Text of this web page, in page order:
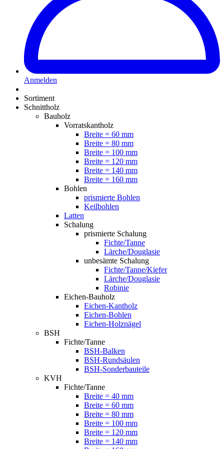
Anmelden
Sortiment
Schnittholz
Bauholz
Vorratskantholz
Breite = 60 mm
Breite = 80 mm
Breite = 100 mm
Breite = 120 mm
Breite = 140 mm
Breite = 160 mm
Bohlen
prismierte Bohlen
Keilbohlen
Latten
Schalung
prismierte Schalung
Fichte/Tanne
Lärche/Douglasie
unbesämte Schalung
Fichte/Tanne/Kiefer
Lärche/Douglasie
Robinie
Eichen-Bauholz
Eichen-Kantholz
Eichen-Bohlen
Eichen-Holznägel
BSH
Fichte/Tanne
BSH-Balken
BSH-Rundsäulen
BSH-Sonderbauteile
KVH
Fichte/Tanne
Breite = 40 mm
Breite = 60 mm
Breite = 80 mm
Breite = 100 mm
Breite = 120 mm
Breite = 140 mm